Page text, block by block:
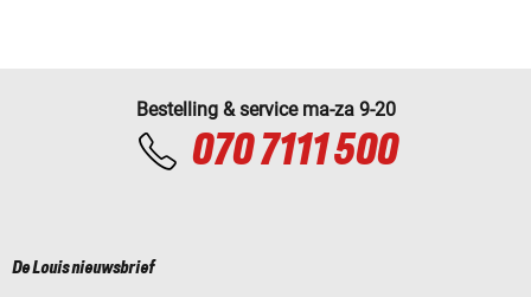
Bestelling & service ma-za 9-20
070 7111 500
De Louis nieuwsbrief